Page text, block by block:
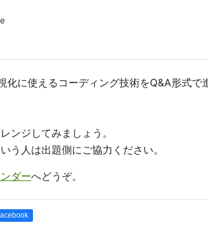
化に使えるコーディング技術をQ&A形式で
ンジしてみましょう。
う人は出題側にご協力ください。
ダーへどうぞ。